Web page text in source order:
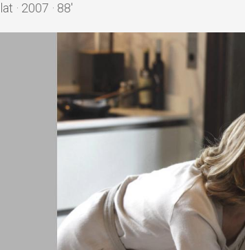
· 2007 · 88'